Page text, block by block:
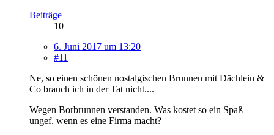
Beiträge
10
6. Juni 2017 um 13:20
#11
Ne, so einen schönen nostalgischen Brunnen mit Dächlein &
Co brauch ich in der Tat nicht....
Wegen Borbrunnen verstanden. Was kostet so ein Spaß
ungef. wenn es eine Firma macht?